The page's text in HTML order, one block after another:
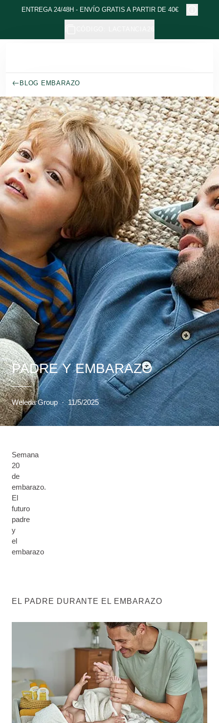
Ir al contenido principal
ENTREGA 24/48H - ENVÍO GRATIS A PARTIR DE 40€
BLOG EMBARAZO
PADRE Y EMBARAZO
Weleda Group · 11/5/2025
Semana
20
de
embarazo.
El
futuro
padre
y
el
embarazo
EL PADRE DURANTE EL EMBARAZO